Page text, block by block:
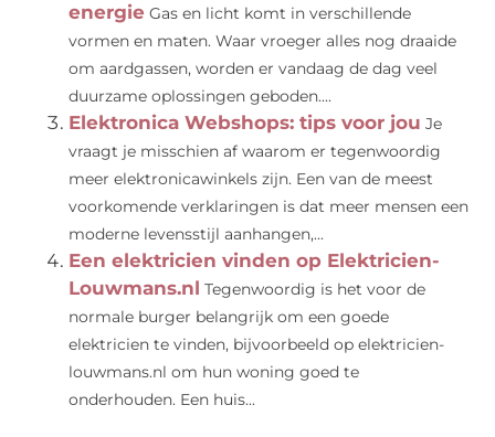
energie Gas en licht komt in verschillende
vormen en maten. Waar vroeger alles nog draaide
om aardgassen, worden er vandaag de dag veel
duurzame oplossingen geboden....
Elektronica Webshops: tips voor jou Je
vraagt ​​je misschien af ​​waarom er tegenwoordig
meer elektronicawinkels zijn. Een van de meest
voorkomende verklaringen is dat meer mensen een
moderne levensstijl aanhangen,...
Een elektricien vinden op Elektricien-
Louwmans.nl Tegenwoordig is het voor de
normale burger belangrijk om een ​​goede
elektricien te vinden, bijvoorbeeld op elektricien-
louwmans.nl om hun woning goed te
onderhouden. Een huis...